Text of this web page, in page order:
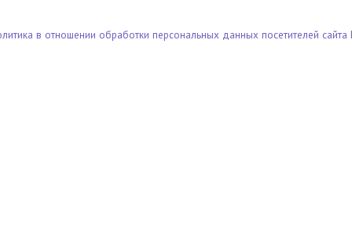
в отношении обработки персональных данных посетителей